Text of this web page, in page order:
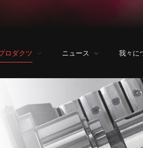
ロダクツ ニュース 我々に